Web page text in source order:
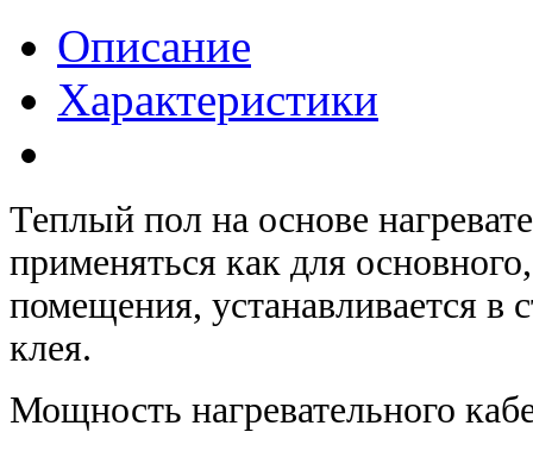
Описание
Характеристики
Теплый пол на основе
применяться как для
помещения, устанавливается в
клея.
Мощность нагревательного